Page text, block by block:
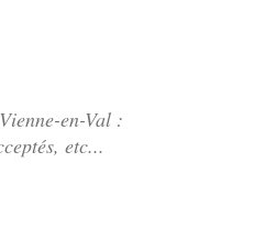
en-Val :
etc...